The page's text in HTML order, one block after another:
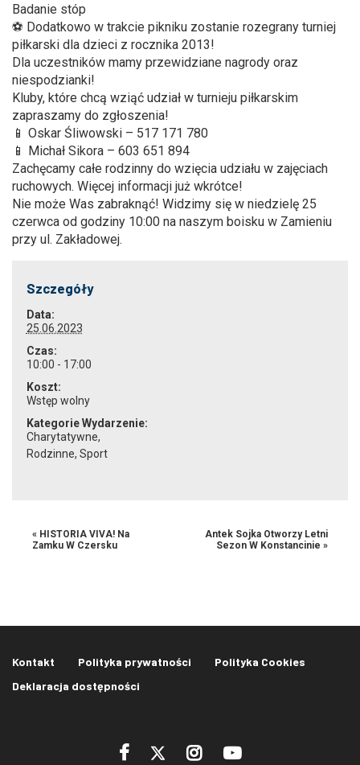
Badanie stóp
⚽️ Dodatkowo w trakcie pikniku zostanie rozegrany turniej
piłkarski dla dzieci z rocznika 2013!
Dla uczestników mamy przewidziane nagrody oraz
niespodzianki!
Kluby, które chcą wziąć udział w turnieju piłkarskim
zapraszamy do zgłoszenia!
📱 Oskar Śliwowski – 517 171 780
📱 Michał Sikora – 603 651 894
Zachęcamy całe rodzinny do wzięcia udziału w zajęciach
ruchowych. Więcej informacji już wkrótce!
Nie może Was zabraknąć! Widzimy się w niedzielę 25
czerwca od godziny 10:00 na naszym boisku w Zamieniu
przy ul. Zakładowej.
Szczegóły
Data:
25.06.2023
Czas:
10:00 - 17:00
Koszt:
Wstęp wolny
Kategorie Wydarzenie:
Charytatywne,
Rodzinne, Sport
« HISTORIA VIVA! Na
Zamku W Czersku
Antek Sojka Otworzy Letni
Sezon W Konstancinie »
Kontakt Polityka prywatności
Polityka Cookies
Deklaracja dostępności